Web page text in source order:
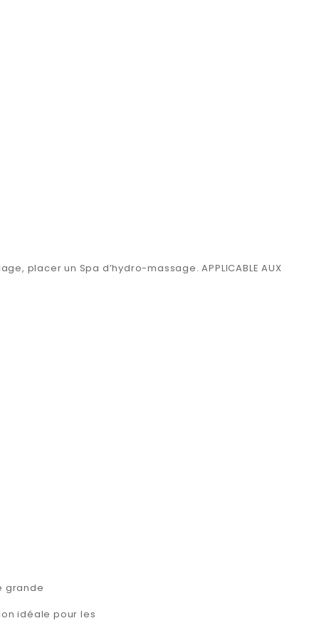
placer un Spa d’hydro-massage. APPLICABLE AUX
grande
idéale pour les